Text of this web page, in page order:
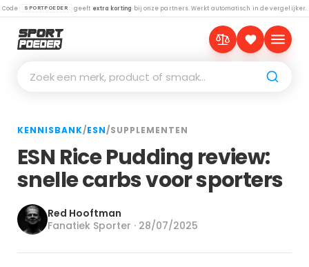
Code SPORTPOEDER geeft extra korting bij onze partners. Werkt automatisch in de vergelijker.
Zoek een merk, product of smaak…
KENNISBANK/ESN/SUPPLEMENTEN
ESN Rice Pudding review:
snelle carbs voor sporters
Red Hooftman
Fanatiek Sporter · 28/07/2025